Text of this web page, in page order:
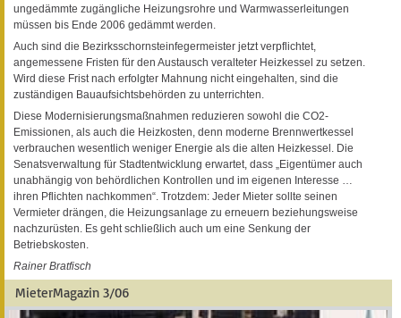
ungedämmte zugängliche Heizungsrohre und Warmwasserleitungen
müssen bis Ende 2006 gedämmt werden.
Auch sind die Bezirksschornsteinfegermeister jetzt verpflichtet,
angemessene Fristen für den Austausch veralteter Heizkessel zu setzen.
Wird diese Frist nach erfolgter Mahnung nicht eingehalten, sind die
zuständigen Bauaufsichtsbehörden zu unterrichten.
Diese Modernisierungsmaßnahmen reduzieren sowohl die CO2-
Emissionen, als auch die Heizkosten, denn moderne Brennwertkessel
verbrauchen wesentlich weniger Energie als die alten Heizkessel. Die
Senatsverwaltung für Stadtentwicklung erwartet, dass „Eigentümer auch
unabhängig von behördlichen Kontrollen und im eigenen Interesse …
ihren Pflichten nachkommen“. Trotzdem: Jeder Mieter sollte seinen
Vermieter drängen, die Heizungsanlage zu erneuern beziehungsweise
nachzurüsten. Es geht schließlich auch um eine Senkung der
Betriebskosten.
Rainer Bratfisch
MieterMagazin 3/06